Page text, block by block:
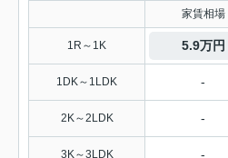
家賃相場
1R～1K 5.9万円
1DK～1LDK -
2K～2LDK -
3K～3LDK -